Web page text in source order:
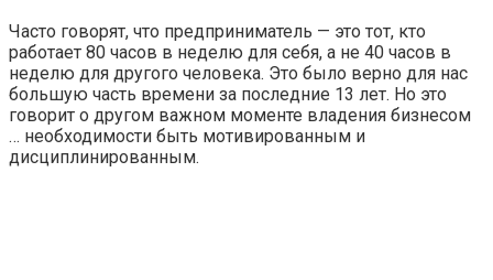
Часто говорят, что предприниматель — это тот, кто
работает 80 часов в неделю для себя, а не 40 часов в
неделю для другого человека. Это было верно для нас
большую часть времени за последние 13 лет. Но это
говорит о другом важном моменте владения бизнесом
… необходимости быть мотивированным и
дисциплинированным.